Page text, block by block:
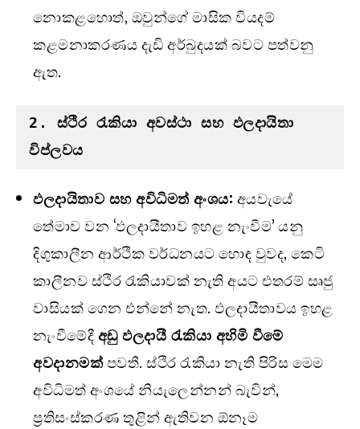
නොකළහොත්, ඔවුන්ගේ මාසික වියදම්
කළමනාකරණය දැඩි අර්බුදයක් බවට පත්වනු
ඇත.
2. ස්ථිර රැකියා අවස්ථා සහ ඵලදායිතා
විප්ලවය
ඵලදායිතාව සහ අවිධිමත් අංශය: අයවැයේ
තේමාව වන ‘ඵලදායීතාව ඉහළ නැංවීම’ යනු
දිගුකාලීන ආර්ථික වර්ධනයට හොඳ වුවද, කෙටි
කාලීනව ස්ථිර රැකියාවක් නැති අයට එතරම් සෘජු
වාසියක් ගෙන එන්නේ නැත. ඵලදායීතාවය ඉහළ
නැංවීමේදීඅඩු ඵලදායී රැකියා අහිමි වීමේ
අවදානමක්පවතී. ස්ථිර රැකියා නැති පිරිස මෙම
අවිධිමත් අංශයේ නියැලෙන්නන් බැවින්,
ප්‍රතිසංස්කරණ තුළින් ඇතිවන ඕනෑම